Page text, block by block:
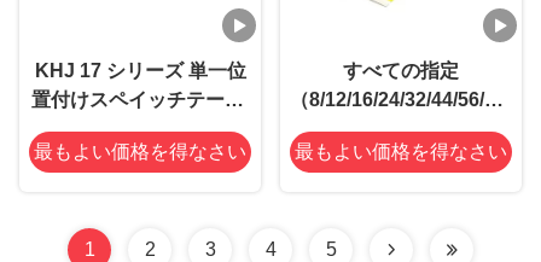
KHJ 17 シリーズ 単一位
置付けスペイッチテープ,
すべての仕様に対応
最もよい価格を得なさい
すべての指定
（8/12/16/24/32/44/56/72/
のために適したKHJ18シ
リーズ両面の位置の接続
最もよい価格を得なさい
1 2 3 4 5